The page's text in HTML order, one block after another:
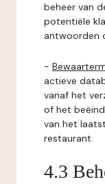
beheer van
potentiële
antwoorden
-
actieve
vanaf het
of het
van het
restaurant.
4.3